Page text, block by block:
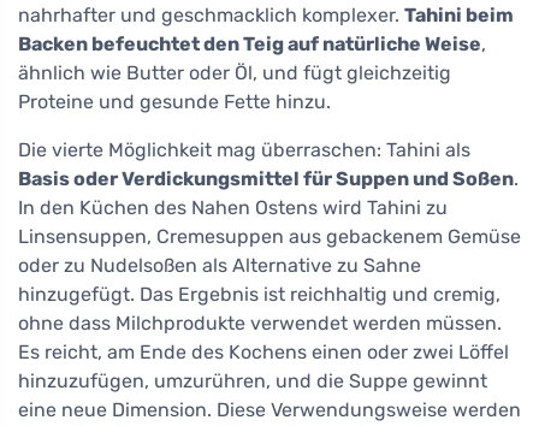
nahrhafter und geschmacklich komplexer. Tahini beim
Backen befeuchtet den Teig auf natürliche Weise,
ähnlich wie Butter oder Öl, und fügt gleichzeitig
Proteine und gesunde Fette hinzu.
Die vierte Möglichkeit mag überraschen: Tahini als
Basis oder Verdickungsmittel für Suppen und Soßen.
In den Küchen des Nahen Ostens wird Tahini zu
Linsensuppen, Cremesuppen aus gebackenem Gemüse
oder zu Nudelsoßen als Alternative zu Sahne
hinzugefügt. Das Ergebnis ist reichhaltig und cremig,
ohne dass Milchprodukte verwendet werden müssen.
Es reicht, am Ende des Kochens einen oder zwei Löffel
hinzuzufügen, umzurühren, und die Suppe gewinnt
eine neue Dimension. Diese Verwendungsweise werden